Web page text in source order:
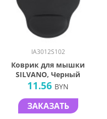
IA3012S102
Коврик для мышки
SILVANO, Черный
11.56 BYN
ЗАКАЗАТЬ